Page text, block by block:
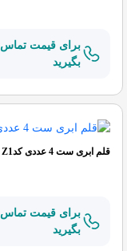
برای قیمت تماس
بگیرید
قلم ابری ست 4 عددی کدZ1
برای قیمت تماس
بگیرید